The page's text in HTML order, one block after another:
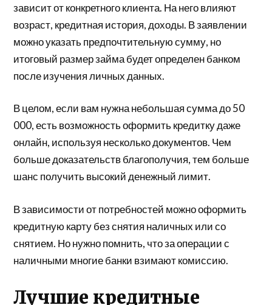
зависит от конкретного клиента. На него влияют
возраст, кредитная история, доходы. В заявлении
можно указать предпочтительную сумму, но
итоговый размер займа будет определен банком
после изучения личных данных.
В целом, если вам нужна небольшая сумма до 50
000, есть возможность оформить кредитку даже
онлайн, используя несколько документов. Чем
больше доказательств благополучия, тем больше
шанс получить высокий денежный лимит.
В зависимости от потребностей можно оформить
кредитную карту без снятия наличных или со
снятием. Но нужно помнить, что за операции с
наличными многие банки взимают комиссию.
Лучшие кредитные